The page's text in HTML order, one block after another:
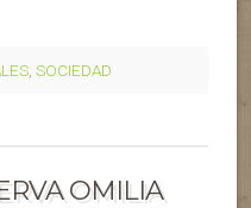
SOCIEDAD
OMILIA